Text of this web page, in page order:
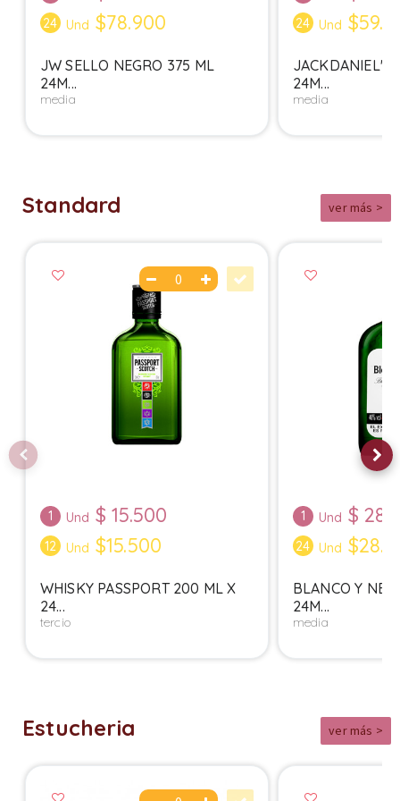
24 Und $78.900
JW SELLO NEGRO 375 ML
24M...
media
24 Und
JACKDANIEL'S
24M...
media
Standard ver más >
1 Und $ 15.500
12 Und $15.500
WHISKY PASSPORT 200 ML X
24...
tercio
1 Und $
24 Und
BLANCO Y
24M...
media
Estucheria ver más >